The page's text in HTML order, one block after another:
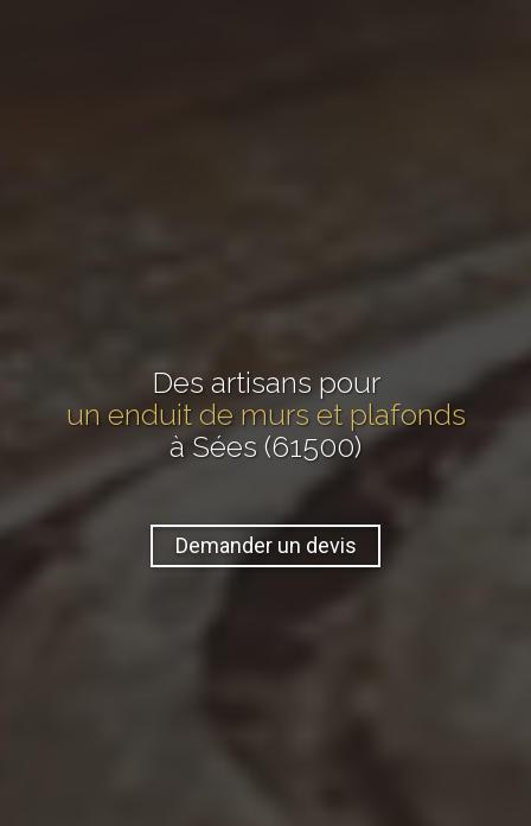
Des artisans pour
un enduit de murs et plafonds
à Sées (61500)
Demander un devis